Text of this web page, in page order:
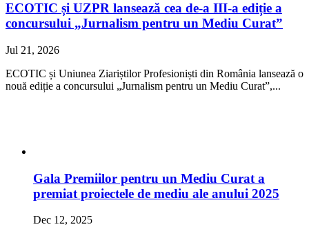
ECOTIC și UZPR lansează cea de-a III-a ediție a
concursului „Jurnalism pentru un Mediu Curat”
Jul 21, 2026
ECOTIC și Uniunea Ziariștilor Profesioniști din România lansează o
nouă ediție a concursului „Jurnalism pentru un Mediu Curat”,...
Gala Premiilor pentru un Mediu Curat a
premiat proiectele de mediu ale anului 2025
Dec 12, 2025